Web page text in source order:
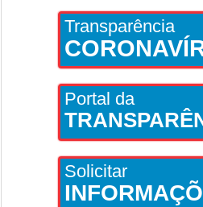
Transparência
Portal da
Solicitar